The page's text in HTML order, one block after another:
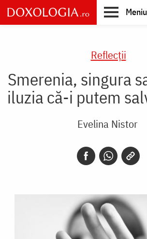
Skip
to
main
Meniu
Reflecții
Smerenia, singura
iluzia că-i putem
Evelina Nistor